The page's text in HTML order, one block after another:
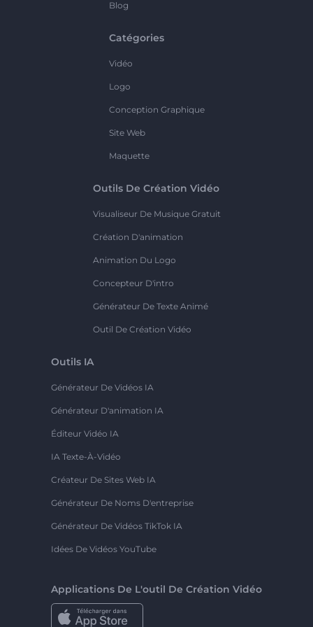
Blog
Catégories
Vidéo
Logo
Conception Graphique
Site Web
Maquette
Outils De Création Vidéo
Visualiseur De Musique Gratuit
Création D'animation
Animation Du Logo
Concepteur D'intro
Générateur De Texte Animé
Outil De Création Vidéo
Outils IA
Générateur De Vidéos IA
Générateur D'animation IA
Éditeur Vidéo IA
IA Texte-À-Vidéo
Créateur De Sites Web IA
Générateur De Noms D'entreprise
Générateur De Vidéos TikTok IA
Idées De Vidéos YouTube
Applications De L'outil De Création Vidéo